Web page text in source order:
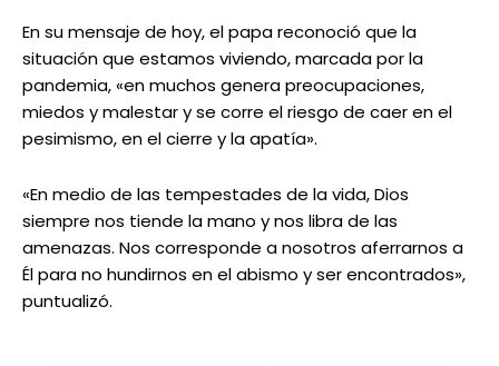
En su mensaje de hoy, el papa reconoció que la
situación que estamos viviendo, marcada por la
pandemia, «en muchos genera preocupaciones,
miedos y malestar y se corre el riesgo de caer en el
pesimismo, en el cierre y la apatía».
«En medio de las tempestades de la vida, Dios
siempre nos tiende la mano y nos libra de las
amenazas. Nos corresponde a nosotros aferrarnos a
Él para no hundirnos en el abismo y ser encontrados»,
puntualizó.